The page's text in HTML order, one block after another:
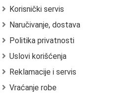
Korisnički servis
Naručivanje, dostava
Politika privatnosti
Uslovi korišćenja
Reklamacije i servis
Vraćanje robe